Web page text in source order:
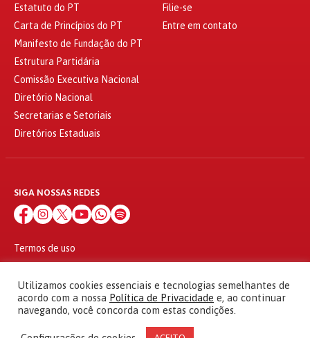
Estatuto do PT
Carta de Princípios do PT
Manifesto de Fundação do PT
Estrutura Partidária
Comissão Executiva Nacional
Diretório Nacional
Secretarias e Setoriais
Diretórios Estaduais
Filie-se
Entre em contato
SIGA NOSSAS REDES
Termos de uso
© 2010 - 2026
Partido dos Trabalhadores Todos os direitos reservados
Utilizamos cookies essenciais e tecnologias semelhantes de
acordo com a nossa Política de Privacidade e, ao continuar
navegando, você concorda com estas condições.